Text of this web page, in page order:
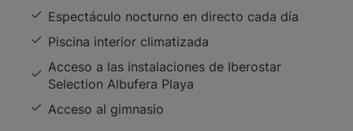
Espectáculo nocturno en directo cada día
Piscina interior climatizada
Acceso a las instalaciones de Iberostar
Selection Albufera Playa
Acceso al gimnasio